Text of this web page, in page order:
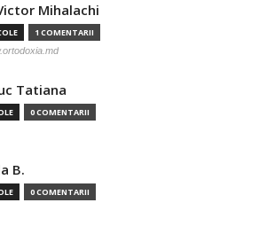
Mihalachi
1 COMENTARII
Tatiana
0 COMENTARII
B.
0 COMENTARII